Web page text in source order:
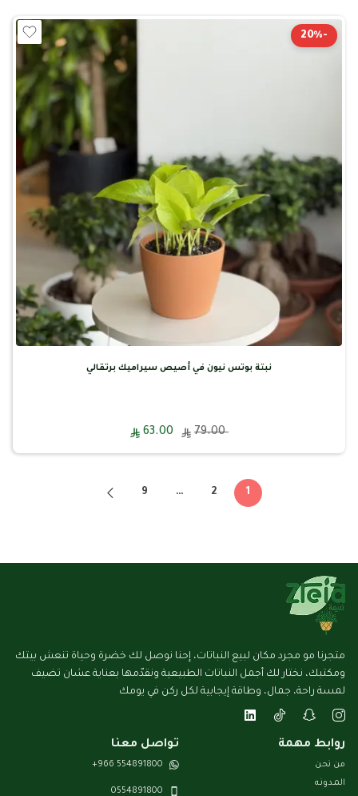
-20%
نبتة بوتس نيون في أصيص سيراميك برتقالي
79.00
1
2
…
9
متجرنا مو مجرد مكان لبيع النباتات، إحنا نوصل لك خضرة وحياة تنعش بيتك
ومكتبك، نختار لك أجمل النباتات الطبيعية ونقدّمها بعناية عشان تضيف
لمسة راحة، جمال، وطاقة إيجابية لكل ركن في يومك
روابط مهمة
من نحن
المـدونـه
تواصل معنا
554891800 966+
0554891800